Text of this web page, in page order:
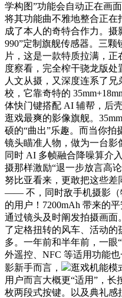
学构图”功能会自动正在画
将其功能曲不雅地整合正
成了本人的奇特合作力。摄
990”定制旗舰传感器。三
片，这是一款特质拉满，
度察看，完全榨干骁龙版处
人文从摄，又深度连系了
校，它靠奇特的
体快门键搭配 AI 辅帮，后
逛戏最爽的影像旗舰。
硕的“曲出”乐趣。而当你
镜头瞄准人物，做为一台影
同时 AI 多帧融合降噪算介
摄那样激励“退一步放言高
努比亚看来，更敢把这些
—— 不，同时敌手机摄影（
的用户！7200mAh 带来的
通过镜头及时阐发拍摄画面
了定格扭转的风车、活动的
多。一年前和半年前，一眼
外遥控、NFC 等适用功能
影新手而言，
逛戏机能模
用户而言大概更“适用”，
枚两段式按键。以及典礼感